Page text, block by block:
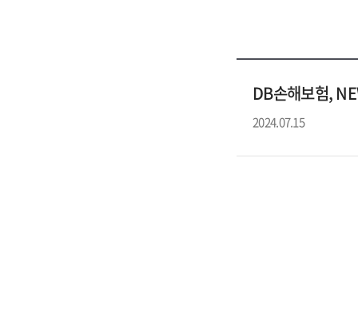
DB손해보험,
2024.07.15